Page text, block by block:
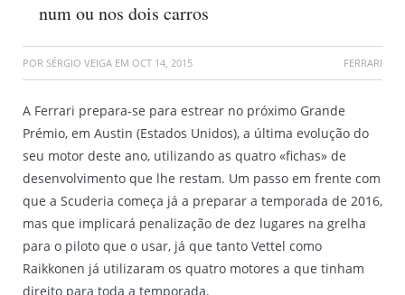
num ou nos dois carros
POR SÉRGIO VEIGA EM OCT 14, 2015 FERRARI
A Ferrari prepara-se para estrear no próximo Grande
Prémio, em Austin (Estados Unidos), a última evolução do
seu motor deste ano, utilizando as quatro «fichas» de
desenvolvimento que lhe restam. Um passo em frente com
que a Scuderia começa já a preparar a temporada de 2016,
mas que implicará penalização de dez lugares na grelha
para o piloto que o usar, já que tanto Vettel como
Raikkonen já utilizaram os quatro motores a que tinham
direito para toda a temporada.